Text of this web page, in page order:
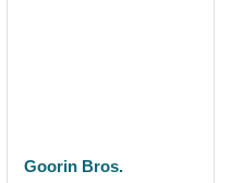
Goorin Bros.